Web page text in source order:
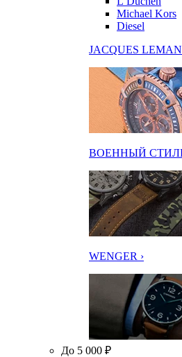
Michael Kors
Diesel
JACQUES
ВОЕННЫЙ
WENGER ›
До 5 000 ₽